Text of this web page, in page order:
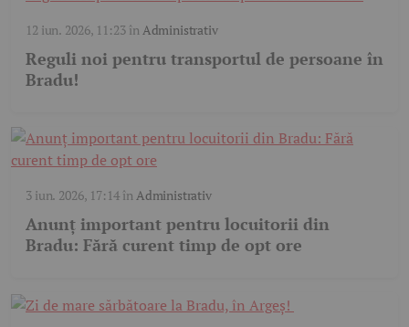
12 iun. 2026, 11:23înAdministrativ
Reguli noi pentru transportul de persoane în
Bradu!
3 iun. 2026, 17:14înAdministrativ
Anunț important pentru locuitorii din
Bradu: Fără curent timp de opt ore